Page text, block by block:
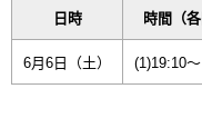
日時 時間（各
6月6日（土） (1)19:10